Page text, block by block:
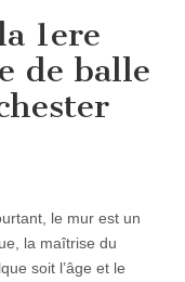
1ere
de balle
le mur est un
la maîtrise du
soit l’âge et le